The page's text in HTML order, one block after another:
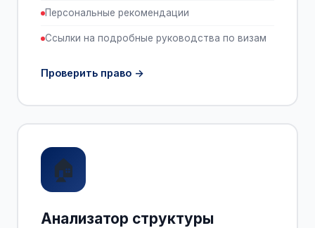
Персональные рекомендации
Ссылки на подробные руководства по визам
Проверить право
🏠
Анализатор структуры